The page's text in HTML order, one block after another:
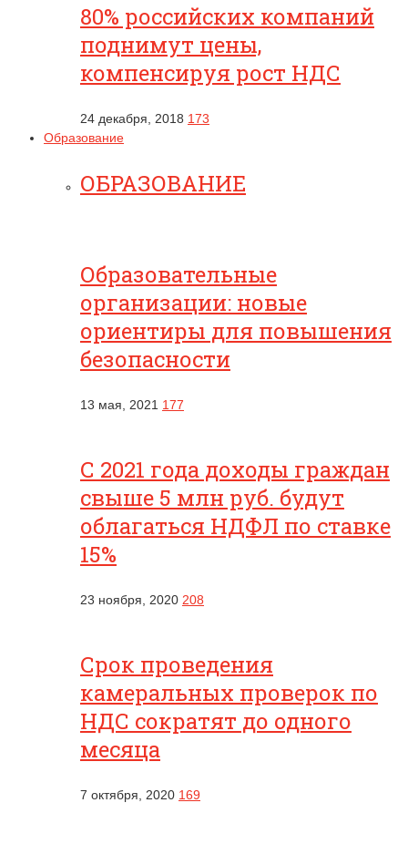
80% российских компаний
поднимут цены,
компенсируя рост НДС
24 декабря, 2018 173
Образование
ОБРАЗОВАНИЕ
Образовательные
организации: новые
ориентиры для повышения
безопасности
13 мая, 2021 177
С 2021 года доходы граждан
свыше 5 млн руб. будут
облагаться НДФЛ по ставке
15%
23 ноября, 2020 208
Срок проведения
камеральных проверок по
НДС сократят до одного
месяца
7 октября, 2020 169